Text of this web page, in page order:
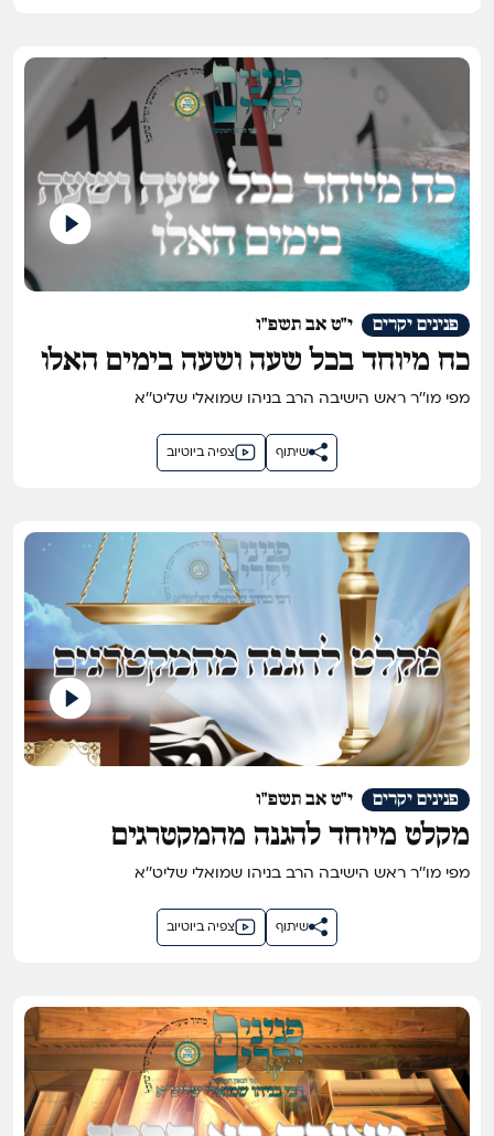
י"ט אב תשפ"ו פנינים יקרים
כח מיוחד בכל שעה ושעה בימים האלו
מפי מו''ר ראש הישיבה הרב בניהו שמואלי שליט''א
צפיה ביוטיוב שיתוף
י"ט אב תשפ"ו פנינים יקרים
מקלט מיוחד להגנה מהמקטרגים
מפי מו''ר ראש הישיבה הרב בניהו שמואלי שליט''א
צפיה ביוטיוב שיתוף